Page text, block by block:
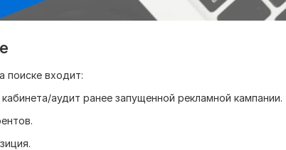
поиске входит:
аудит ранее запущенной рекламной кампании.